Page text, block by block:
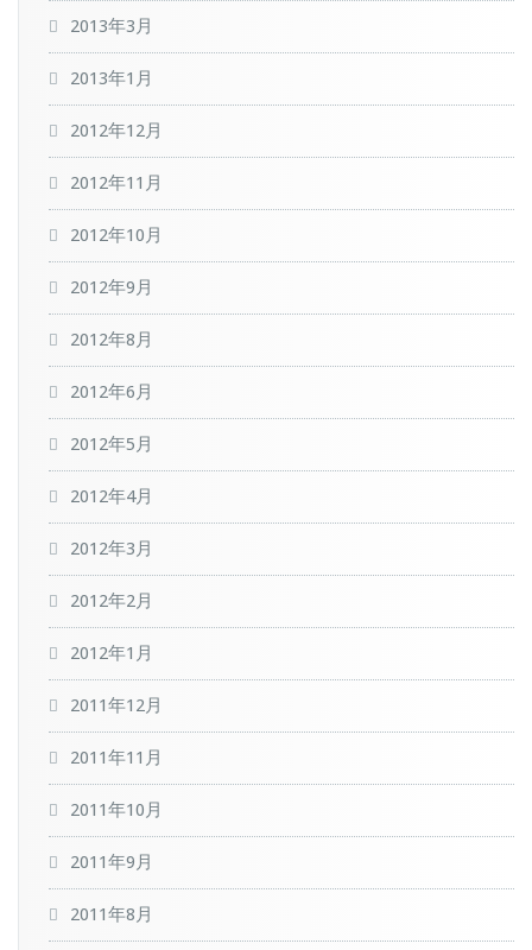
2013年3月
2013年1月
2012年12月
2012年11月
2012年10月
2012年9月
2012年8月
2012年6月
2012年5月
2012年4月
2012年3月
2012年2月
2012年1月
2011年12月
2011年11月
2011年10月
2011年9月
2011年8月